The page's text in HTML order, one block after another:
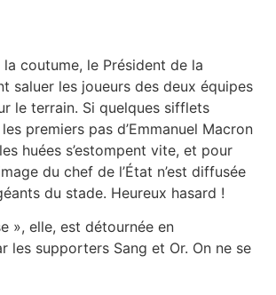
coutume, le Président de la
saluer les joueurs des deux équipes
le terrain. Si quelques sifflets
premiers pas d’Emmanuel Macron
huées s’estompent vite, et pour
du chef de l’État n’est diffusée
du stade. Heureux hasard !
», elle, est détournée en
les supporters Sang et Or. On ne se